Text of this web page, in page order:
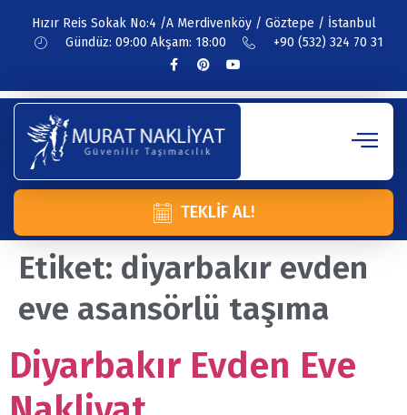
Hızır Reis Sokak No:4 /A Merdivenköy / Göztepe / İstanbul
Gündüz: 09:00 Akşam: 18:00
+90 (532) 324 70 31
TEKLIF AL!
Etiket: diyarbakır evden
eve asansörlü taşıma
Diyarbakır Evden Eve